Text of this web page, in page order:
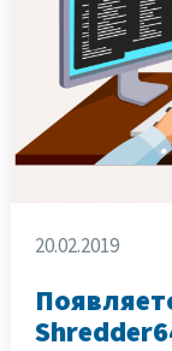
20.02.2019